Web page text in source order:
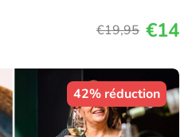
€19,95 €14
42% réduction